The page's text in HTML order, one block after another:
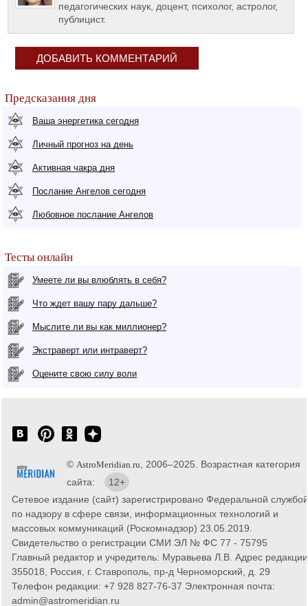
педагогических наук, доцент, психолог, астролог,
публицист.
ДОБАВИТЬ КОММЕНТАРИЙ
Предсказания дня
Ваша энергетика сегодня
Личный прогноз на день
Активная чакра дня
Послание Ангелов сегодня
Любовное послание Ангелов
Тесты онлайн
Умеете ли вы влюблять в себя?
Что ждет вашу пару дальше?
Мыслите ли вы как миллионер?
Экстраверт или интраверт?
Оцените свою силу воли
© AstroMeridian.ru , 2006–2025. Возрастная категория
сайта:
12+
Сетевое издание (сайт) зарегистрировано Федеральной службой
по надзору в сфере связи, информационных технологий и
массовых коммуникаций (Роскомнадзор) 23.05.2019.
Свидетельство о регистрации СМИ ЭЛ № ФС 77 - 75795
Главный редактор и учредитель: Муравьева Л.В. Адрес
355018, Россия, г. Ставрополь, пр-д Черноморский, д. 29
Телефон редакции: +7 928 827-76-37 Электронная почта:
admin@astromeridian.ru